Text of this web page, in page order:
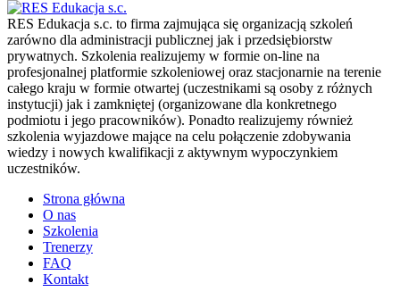
RES Edukacja s.c. to firma zajmująca się organizacją szkoleń
zarówno dla administracji publicznej jak i przedsiębiorstw
prywatnych. Szkolenia realizujemy w formie on-line na
profesjonalnej platformie szkoleniowej oraz stacjonarnie na terenie
całego kraju w formie otwartej (uczestnikami są osoby z różnych
instytucji) jak i zamkniętej (organizowane dla konkretnego
podmiotu i jego pracowników). Ponadto realizujemy również
szkolenia wyjazdowe mające na celu połączenie zdobywania
wiedzy i nowych kwalifikacji z aktywnym wypoczynkiem
uczestników.
Strona główna
O nas
Szkolenia
Trenerzy
FAQ
Kontakt